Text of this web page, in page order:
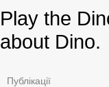
Play the
about Dino.
Публікації